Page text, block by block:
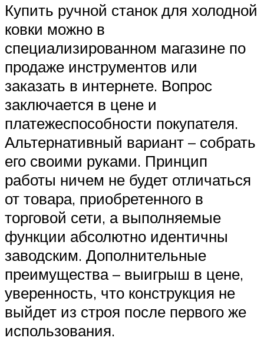
Купить ручной станок для холодной
ковки можно в
специализированном магазине по
продаже инструментов или
заказать в интернете. Вопрос
заключается в цене и
платежеспособности покупателя.
Альтернативный вариант – собрать
его своими руками. Принцип
работы ничем не будет отличаться
от товара, приобретенного в
торговой сети, а выполняемые
функции абсолютно идентичны
заводским. Дополнительные
преимущества – выигрыш в цене,
уверенность, что конструкция не
выйдет из строя после первого же
использования.